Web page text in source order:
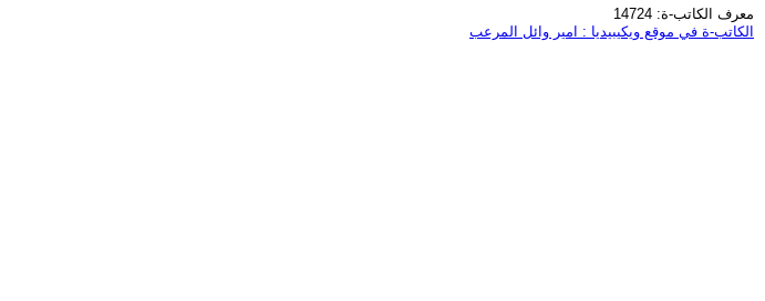
معرف الكاتب-ة: 14724
الكاتب-ة في موقع ويكيبيديا : امير وائل المرعب